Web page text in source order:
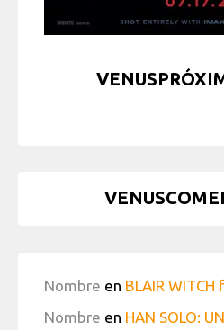
Nombre en BLAIR WITCH
Nombre en HAN SOLO: